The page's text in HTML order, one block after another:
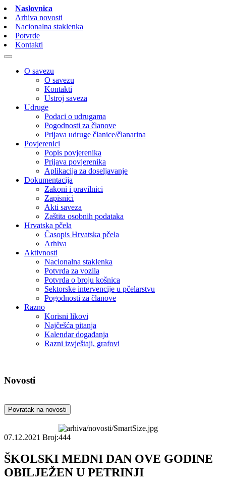
Naslovnica
Arhiva novosti
Nacionalna staklenka
Potvrde
Kontakti
O savezu
O savezu
Kontakti
Ustroj saveza
Udruge
Podaci o udrugama
Pogodnosti za članove
Prijava udruge članice/članarina
Povjerenici
Popis povjerenika
Prijava povjerenika
Aplikacija za doseljavanje
Dokumentacija
Zakoni i pravilnici
Zapisnici
Akti saveza
Zaštita osobnih podataka
Hrvatska pčela
Časopis Hrvatska pčela
Arhiva
Aktivnosti
Nacionalna staklenka
Potvrda za vozila
Potvrda o broju košnica
Sektorske intervencije u pčelarstvu
Pogodnosti za članove
Razno
Korisni likovi
Najčešća pitanja
Kalendar događanja
Razni izvještaji, grafovi
Novosti
Povratak na novosti
07.12.2021 Broj:444
ŠKOLSKI MEDNI DAN OVE GODINE
OBILJEŽEN U PETRINJI